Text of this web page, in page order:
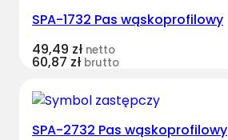
SPA-1732 Pas wąskoprofilowy
49,49 zł netto
60,87 zł brutto
SPA-2732 Pas wąskoprofilowy